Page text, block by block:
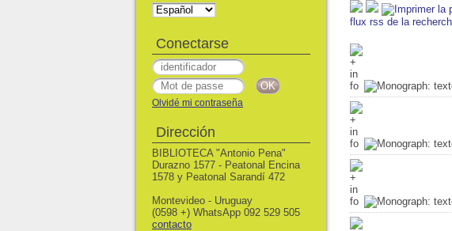
flux rss de la
Conectarse
Olvidé mi contraseña
Dirección
BIBLIOTECA "Antonio Pena"
Durazno 1577 - Peatonal Encina
1578 y Peatonal Sarandí 472
Montevideo - Uruguay
(0598 +) WhatsApp 092 529 505
contacto